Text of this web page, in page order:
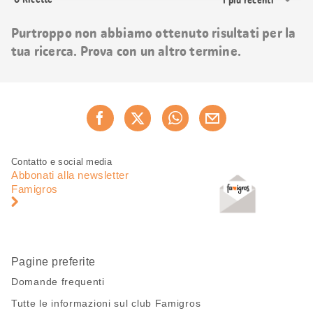
i
Purtroppo non abbiamo ottenuto risultati per la
tua ricerca. Prova con un altro termine.
Consiglia ora
Piè
pagina
Navigazione
pagina
Contatto e social media
Abbonati alla newsletter
Famigros
Pagine preferite
Domande frequenti
Tutte le informazioni sul club Famigros